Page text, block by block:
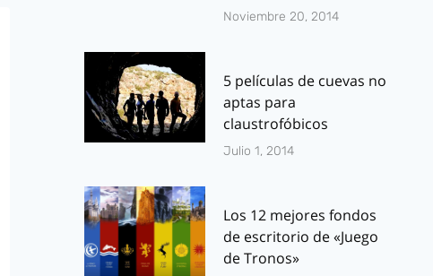
Batman V
Superman:
Vistazo al
interior del
sinopsis oficial
PorJ.J. González Haro
tráiler en
castellano
Noviembre 20, 2014
5 películas de cuevas no
aptas para
claustrofóbicos
Julio 1, 2014
Los 12 mejores fondos
de escritorio de «Juego
de Tronos»